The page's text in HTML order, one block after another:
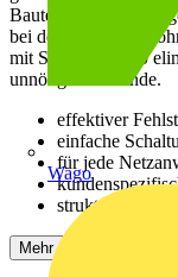
Wago
Bauteilen und
bei der Installation,
mit Schutzart IP20
unnötige Stillstände.
effektiver
einfache
für jede
strukturierte
Mehr anzeigen